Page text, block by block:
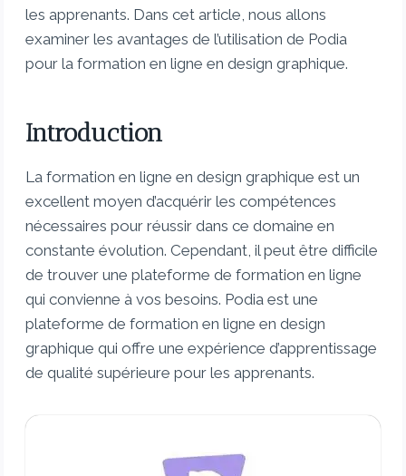
les apprenants. Dans cet article, nous allons
examiner les avantages de l’utilisation de Podia
pour la formation en ligne en design graphique.
Introduction
La formation en ligne en design graphique est un
excellent moyen d’acquérir les compétences
nécessaires pour réussir dans ce domaine en
constante évolution. Cependant, il peut être difficile
de trouver une plateforme de formation en ligne
qui convienne à vos besoins. Podia est une
plateforme de formation en ligne en design
graphique qui offre une expérience d’apprentissage
de qualité supérieure pour les apprenants.